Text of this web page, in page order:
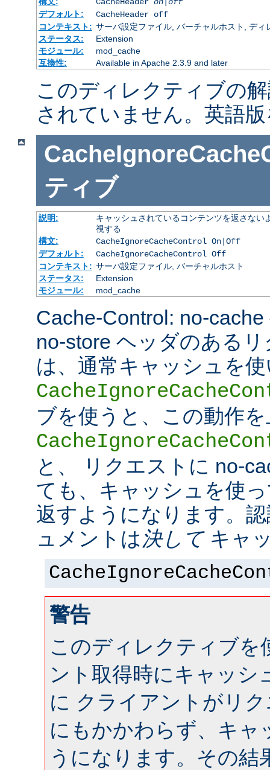
デフォルト:
CacheHeader off
コンテキスト: サーバ設定ファイル, バーチャルホスト, ディ
ステータス:
Extension
モジュール:
mod_cache
互換性:
Available in Apache 2.3.9 and later
このディレクティブの
されていません。英語
ティブ
説明:
キャッシュされているコンテンツを返さな
視する
構文:
CacheIgnoreCacheControl On|Off
デフォルト:
CacheIgnoreCacheControl Off
コンテキスト: サーバ設定ファイル, バーチャルホスト
ステータス:
Extension
モジュール:
mod_cache
Cache-Control: no-
no-store ヘッダのある
は、通常キャッシュを
ブを使うと、この動作
と、 リクエストに no-
ても、キャッシュを使
返すようになります。
ュメントは 決してキャ
警告
このディレクティブを
ント取得時にキャッシ
に クライアントがリ
にもかかわらず、キャ
うになります。その結